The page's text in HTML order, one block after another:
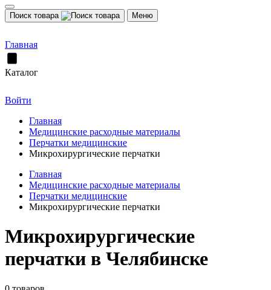
Поиск товара Меню
Главная
Каталог
Войти
Главная
Медицинские расходные материалы
Перчатки медицинские
Микрохирургические перчатки
Главная
Медицинские расходные материалы
Перчатки медицинские
Микрохирургические перчатки
Микрохирургические
перчатки в Челябинске